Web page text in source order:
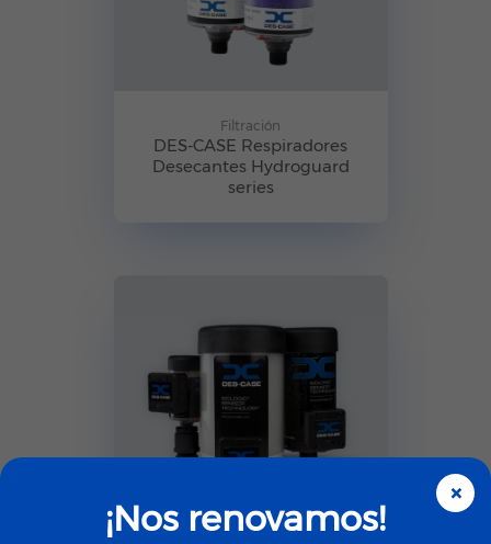
Filtración
DES-CASE Respiradores
Desecantes Hydroguard
series
×
¡Nos renovamos!